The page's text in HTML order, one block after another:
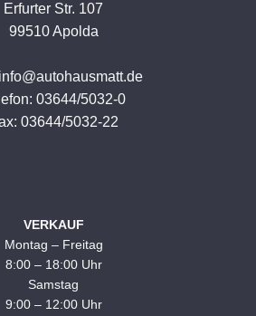
Erfurter Str. 107
99510 Apolda
03644/5032-0
03644/5032-22
VERKAUF
Montag – Freitag
8:00 – 18:00 Uhr
Samstag
9:00 – 12:00 Uhr